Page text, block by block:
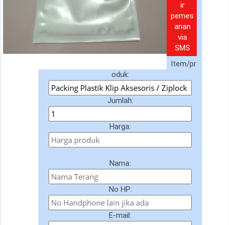
ir
pemes
anan
via
SMS
Item/pr
oduk:
Jumlah:
Harga:
Nama:
No HP:
E-mail: